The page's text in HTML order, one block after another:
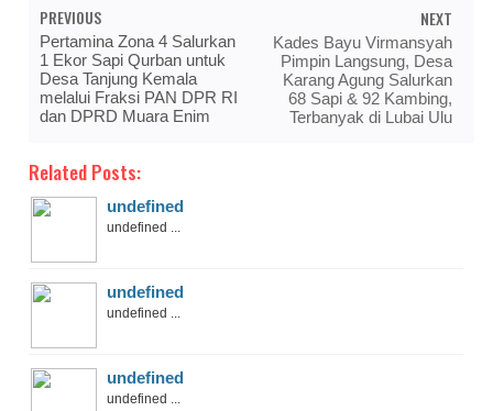
PREVIOUS
Pertamina Zona 4 Salurkan
1 Ekor Sapi Qurban untuk
Desa Tanjung Kemala
melalui Fraksi PAN DPR RI
dan DPRD Muara Enim
NEXT
Kades Bayu Virmansyah
Pimpin Langsung, Desa
Karang Agung Salurkan
68 Sapi & 92 Kambing,
Terbanyak di Lubai Ulu
Related Posts:
undefined
undefined ...
undefined
undefined ...
undefined
undefined ...